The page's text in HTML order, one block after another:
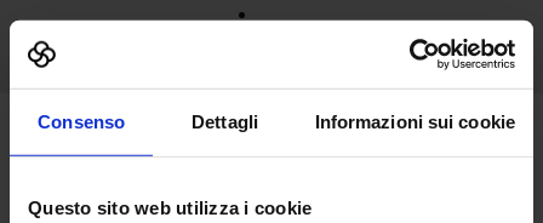
Consenso Dettagli Informazioni sui cookie
Questo sito web utilizza i cookie
19